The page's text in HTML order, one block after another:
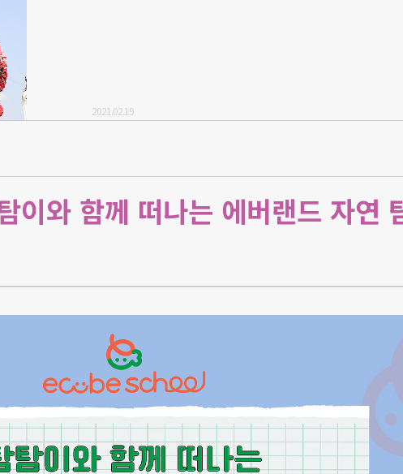
2021.02.19
이와 함께 떠나는 에버랜드 자연